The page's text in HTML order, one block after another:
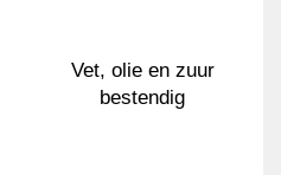
Vet, olie en zuur
bestendig